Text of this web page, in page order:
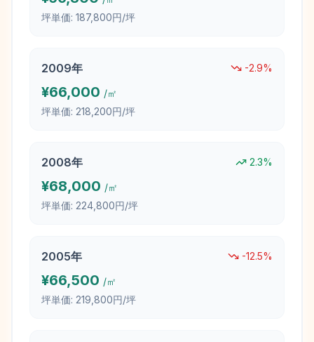
坪単価: 187,800円/坪
2009年 -2.9%
¥66,000 /㎡
坪単価: 218,200円/坪
2008年 2.3%
¥68,000 /㎡
坪単価: 224,800円/坪
2005年 -12.5%
¥66,500 /㎡
坪単価: 219,800円/坪